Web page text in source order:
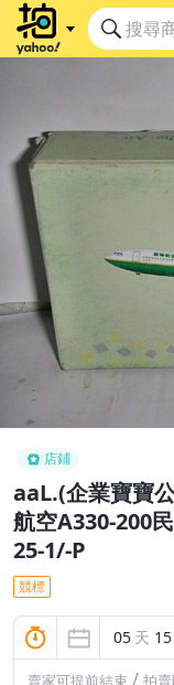
店鋪
aaL.(企業寶寶
航空A330-200
25-1/-P
競標
05 天 15
賣家可提前結束 / 拍